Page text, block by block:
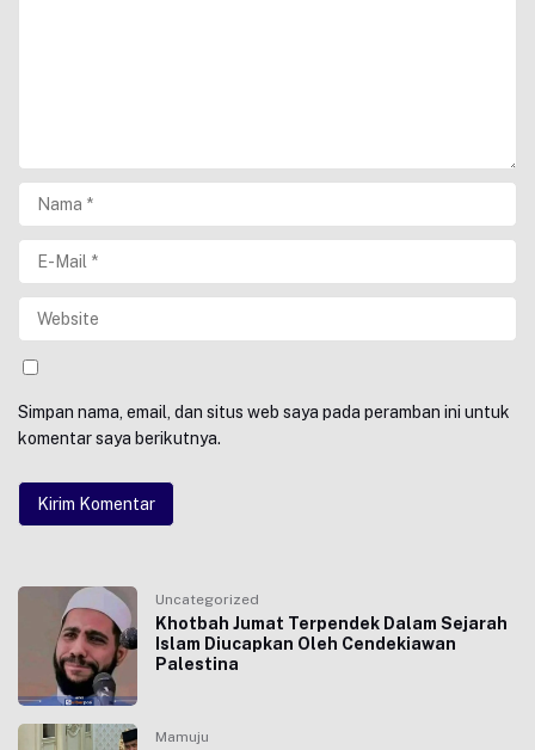
Simpan nama, email, dan situs web saya pada peramban ini untuk
komentar saya berikutnya.
Uncategorized
Khotbah Jumat Terpendek Dalam Sejarah
Islam Diucapkan Oleh Cendekiawan
Palestina
Mamuju